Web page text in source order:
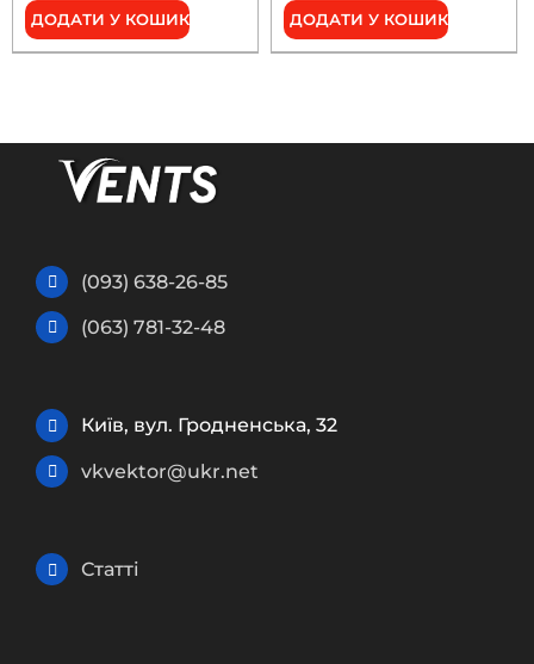
ДОДАТИ У КОШИК ДОДАТИ У КОШИК
(093) 638-26-85
(063) 781-32-48
Київ, вул. Гродненська, 32
vkvektor@ukr.net
Статті